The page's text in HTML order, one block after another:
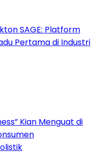
SAGE: Platform
Pertama di Industri
Kian Menguat di